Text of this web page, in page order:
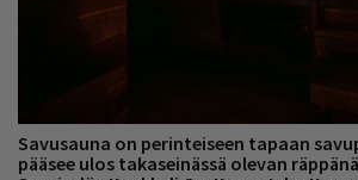
Savusauna on perinteiseen tapaan
pääsee ulos takaseinässä olevan